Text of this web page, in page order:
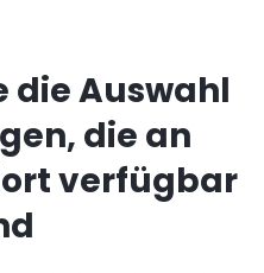
die Auswahl
die an
verfügbar